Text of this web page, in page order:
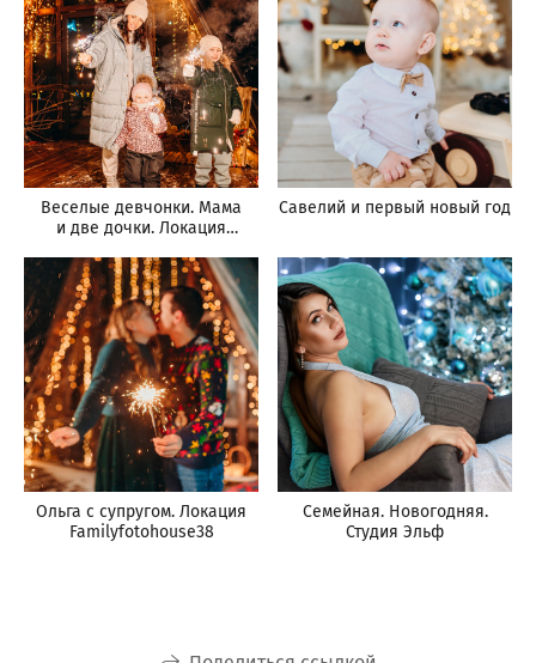
Веселые девчонки. Мама
и две дочки. Локация
Савелий и первый новый год
Ольга с супругом. Локация
Familyfotohouse38
Семейная. Новогодняя.
Студия Эльф